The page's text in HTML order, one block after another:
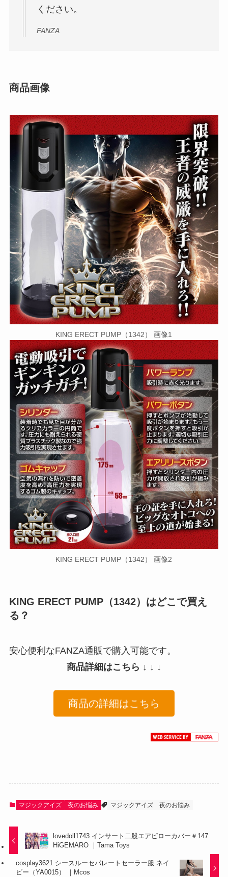
ください。
FANZA
商品画像
KING ERECT PUMP（1342） 画像1
KING ERECT PUMP（1342） 画像2
KING ERECT PUMP（1342）はどこで買え
る？
安心便利なFANZA通販で購入可能です。
商品詳細はこちら ↓ ↓ ↓
商品の詳細はこちら
マジックアイズ 夜のお悩み マジックアイズ 夜のお悩み
lovedoll1743 インサート二股エアピローカバー＃147
HiGEMARO ｜Tama Toys
cosplay3621 シースルーセパレートセーラー服 ネイ
ビー（YA0015） ｜Mcos